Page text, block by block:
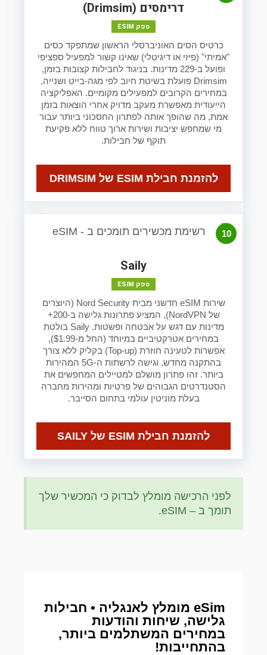
דרימסים (Drimsim)
ספק ESIM
כרטיס הסים האוניברסלי הראשון שמתפקד כסים
"אמיתי" (פיזי או דיגיטלי) שאינו קשור למפעיל ספציפי
ופועל ב-229 מדינות. בניגוד לחבילות קצובות בזמן,
Drimsim פועלת בשיטת חיוב לפי מגה-בייט ושנייה,
במחירים הקרובים למפעילים מקומיים. האפליקציה
הייעודית מאפשרת מעקב מדויק אחרי הוצאות בזמן
אמת, מה שהופך אותה לפתרון החסכוני ביותר עבור
מי שמחפש יציבות ושירות ארוך טווח ללא פקיעת
תוקף של חבילות.
להזמנת חבילת ESIM של DRIMSIM
10
Saily
ספק ESIM
שירות eSIM חדשני מבית Nord Security (היוצרים
של NordVPN), המציע פתרונות גלישה ב-200+
מדינות עם דגש על אבטחה ופשטות. Saily בולטת
במחירים אטרקטיביים במיוחד (החל מ-$1.99),
אפשרות לטעינה חוזרת (Top-up) בקליק ללא צורך
בהתקנה מחדש, וגישה לרשתות ה-5G המהירות
ביותר. זהו פתרון מושלם למטיילים המחפשים את
הסטנדרטים הגבוהים של פרטיות ומהירות מחברה
בעלת מוניטין עולמי בתחום הסייבר.
להזמנת חבילת ESIM של SAILY
לפני הרכישה מומלץ לבדוק כי המכשיר שלך
תומך ב – eSIM.
eSim מומלץ לאנגליה • חבילות
גלישה, שיחות והודעות
במחירים המשתלמים ביותר,
בהתחייבות!